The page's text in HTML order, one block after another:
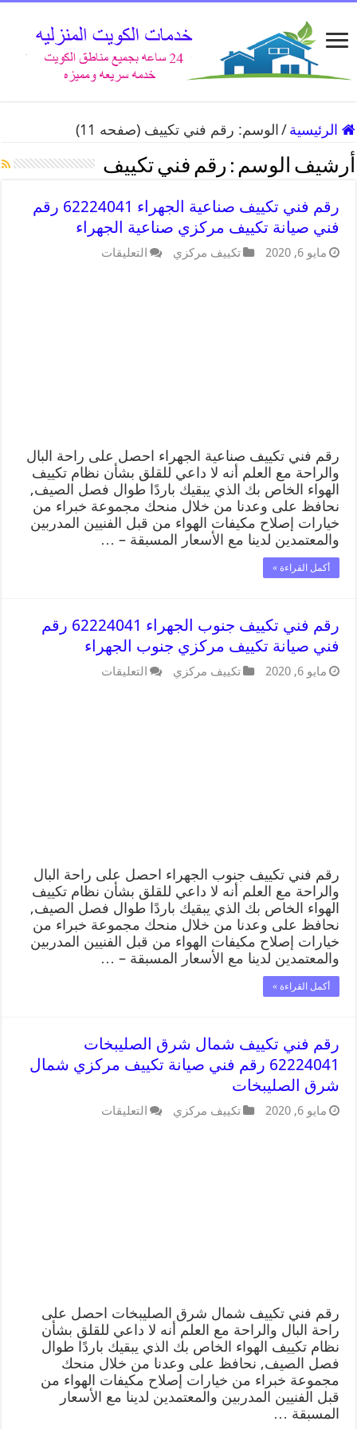
الرئيسية / الوسم: رقم فني تكييف (صفحه 11)
أرشيف الوسم : رقم فني تكييف
رقم فني تكييف صناعية الجهراء 62224041 رقم
فني صيانة تكييف مركزي صناعية الجهراء
مايو 6, 2020 تكييف مركزي التعليقات
رقم فني تكييف صناعية الجهراء احصل على راحة البال
والراحة مع العلم أنه لا داعي للقلق بشأن نظام تكييف
الهواء الخاص بك الذي يبقيك باردًا طوال فصل الصيف,
نحافظ على وعدنا من خلال منحك مجموعة خبراء من
خيارات إصلاح مكيفات الهواء من قبل الفنيين المدربين
والمعتمدين لدينا مع الأسعار المسبقة – …
أكمل القراءة »
رقم فني تكييف جنوب الجهراء 62224041 رقم
فني صيانة تكييف مركزي جنوب الجهراء
مايو 6, 2020 تكييف مركزي التعليقات
رقم فني تكييف جنوب الجهراء احصل على راحة البال
والراحة مع العلم أنه لا داعي للقلق بشأن نظام تكييف
الهواء الخاص بك الذي يبقيك باردًا طوال فصل الصيف,
نحافظ على وعدنا من خلال منحك مجموعة خبراء من
خيارات إصلاح مكيفات الهواء من قبل الفنيين المدربين
والمعتمدين لدينا مع الأسعار المسبقة – …
أكمل القراءة »
رقم فني تكييف شمال شرق الصليبخات
62224041 رقم فني صيانة تكييف مركزي شمال
شرق الصليبخات
مايو 6, 2020 تكييف مركزي التعليقات
رقم فني تكييف شمال شرق الصليبخات احصل على
راحة البال والراحة مع العلم أنه لا داعي للقلق بشأن
نظام تكييف الهواء الخاص بك الذي يبقيك باردًا طوال
فصل الصيف, نحافظ على وعدنا من خلال منحك
مجموعة خبراء من خيارات إصلاح مكيفات الهواء من
قبل الفنيين المدربين والمعتمدين لدينا مع الأسعار
المسبقة …